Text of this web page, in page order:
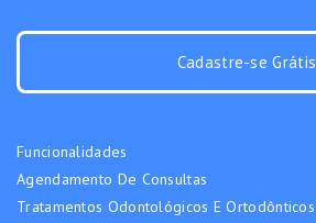
Cadastre-se Grátis
Funcionalidades
Agendamento De Consultas
Tratamentos Odontológicos E Ortodônticos